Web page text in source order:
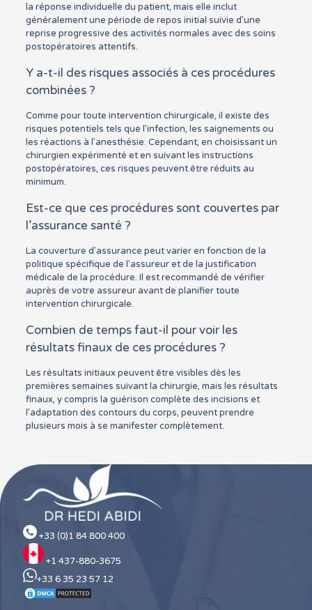
la réponse individuelle du patient, mais elle inclut
généralement une période de repos initial suivie d’une
reprise progressive des activités normales avec des soins
postopératoires attentifs.
Y a-t-il des risques associés à ces procédures
combinées ?
Comme pour toute intervention chirurgicale, il existe des
risques potentiels tels que l’infection, les saignements ou
les réactions à l’anesthésie. Cependant, en choisissant un
chirurgien expérimenté et en suivant les instructions
postopératoires, ces risques peuvent être réduits au
minimum.
Est-ce que ces procédures sont couvertes par
l’assurance santé ?
La couverture d’assurance peut varier en fonction de la
politique spécifique de l’assureur et de la justification
médicale de la procédure. Il est recommandé de vérifier
auprès de votre assureur avant de planifier toute
intervention chirurgicale.
Combien de temps faut-il pour voir les
résultats finaux de ces procédures ?
Les résultats initiaux peuvent être visibles dès les
premières semaines suivant la chirurgie, mais les résultats
finaux, y compris la guérison complète des incisions et
l’adaptation des contours du corps, peuvent prendre
plusieurs mois à se manifester complètement.
+33 (0)1 84 800 400
+1 437-880-3675
+33 6 35 23 57 12